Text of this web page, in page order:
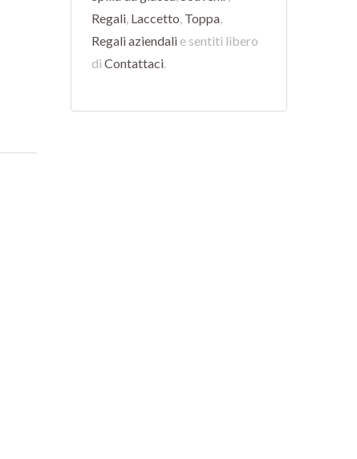
Regali, Laccetto, Toppa,
Regali aziendali e sentiti libero
di Contattaci.